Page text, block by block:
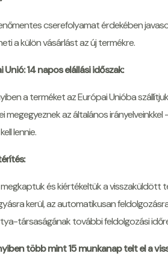
cserefolyamat érdekében
a külön vásárlást az új termékre.
Unió: 14 napos elállási időszak:
a terméket az Európai Unióba
megegyeznek az általános
lennie.
és kiértékeltük a visszaküldött
kerül, az automatikusan
társaságának további feldolgozási
több mint 15 munkanap telt el a